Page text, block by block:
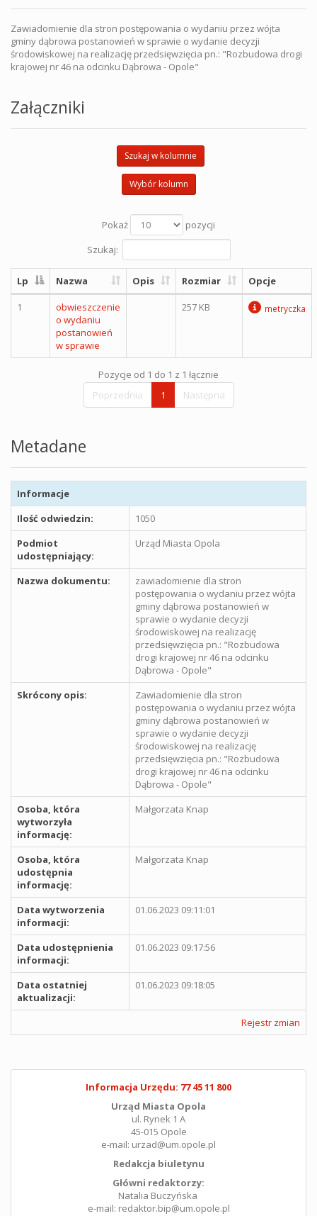
Zawiadomienie dla stron postępowania o wydaniu przez wójta
gminy dąbrowa postanowień w sprawie o wydanie decyzji
środowiskowej na realizację przedsięwzięcia pn.: "Rozbudowa drogi
krajowej nr 46 na odcinku Dąbrowa - Opole"
Załączniki
Szukaj w kolumnie
Wybór kolumn
Pokaż
pozycji
Szukaj:
Lp Nazwa Opis Rozmiar Opcje
1
obwieszczenie
o wydaniu
postanowień
w sprawie
257 KB metryczka
Pozycje od 1 do 1 z 1 łącznie
Poprzednia
1 Następna
Metadane
Informacje
Ilość odwiedzin:
1050
Podmiot
udostępniający:
Urząd Miasta Opola
Nazwa dokumentu:
zawiadomienie dla stron
postępowania o wydaniu przez wójta
gminy dąbrowa postanowień w
sprawie o wydanie decyzji
środowiskowej na realizację
przedsięwzięcia pn.: "Rozbudowa
drogi krajowej nr 46 na odcinku
Dąbrowa - Opole"
Skrócony opis:
Zawiadomienie dla stron
postępowania o wydaniu przez wójta
gminy dąbrowa postanowień w
sprawie o wydanie decyzji
środowiskowej na realizację
przedsięwzięcia pn.: "Rozbudowa
drogi krajowej nr 46 na odcinku
Dąbrowa - Opole"
Osoba, która
wytworzyła
informację:
Małgorzata Knap
Osoba, która
udostępnia
informację:
Małgorzata Knap
Data wytworzenia
informacji:
01.06.2023 09:11:01
Data udostępnienia
informacji:
01.06.2023 09:17:56
Data ostatniej
aktualizacji:
01.06.2023 09:18:05
Rejestr zmian
Informacja Urzędu: 77 45 11 800
Urząd Miasta Opola
ul. Rynek 1 A
45-015 Opole
e-mail: urzad@um.opole.pl
Redakcja biuletynu
Główni redaktorzy:
Natalia Buczyńska
e-mail: redaktor.bip@um.opole.pl